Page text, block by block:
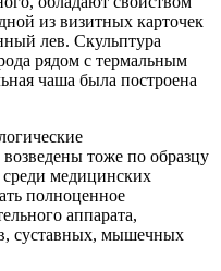
из визитных карточек
лев. Скульптура
рядом с термальным
чаша была построена
тоже по образцу
медицинских
полноценное
аппарата,
суставных, мышечных